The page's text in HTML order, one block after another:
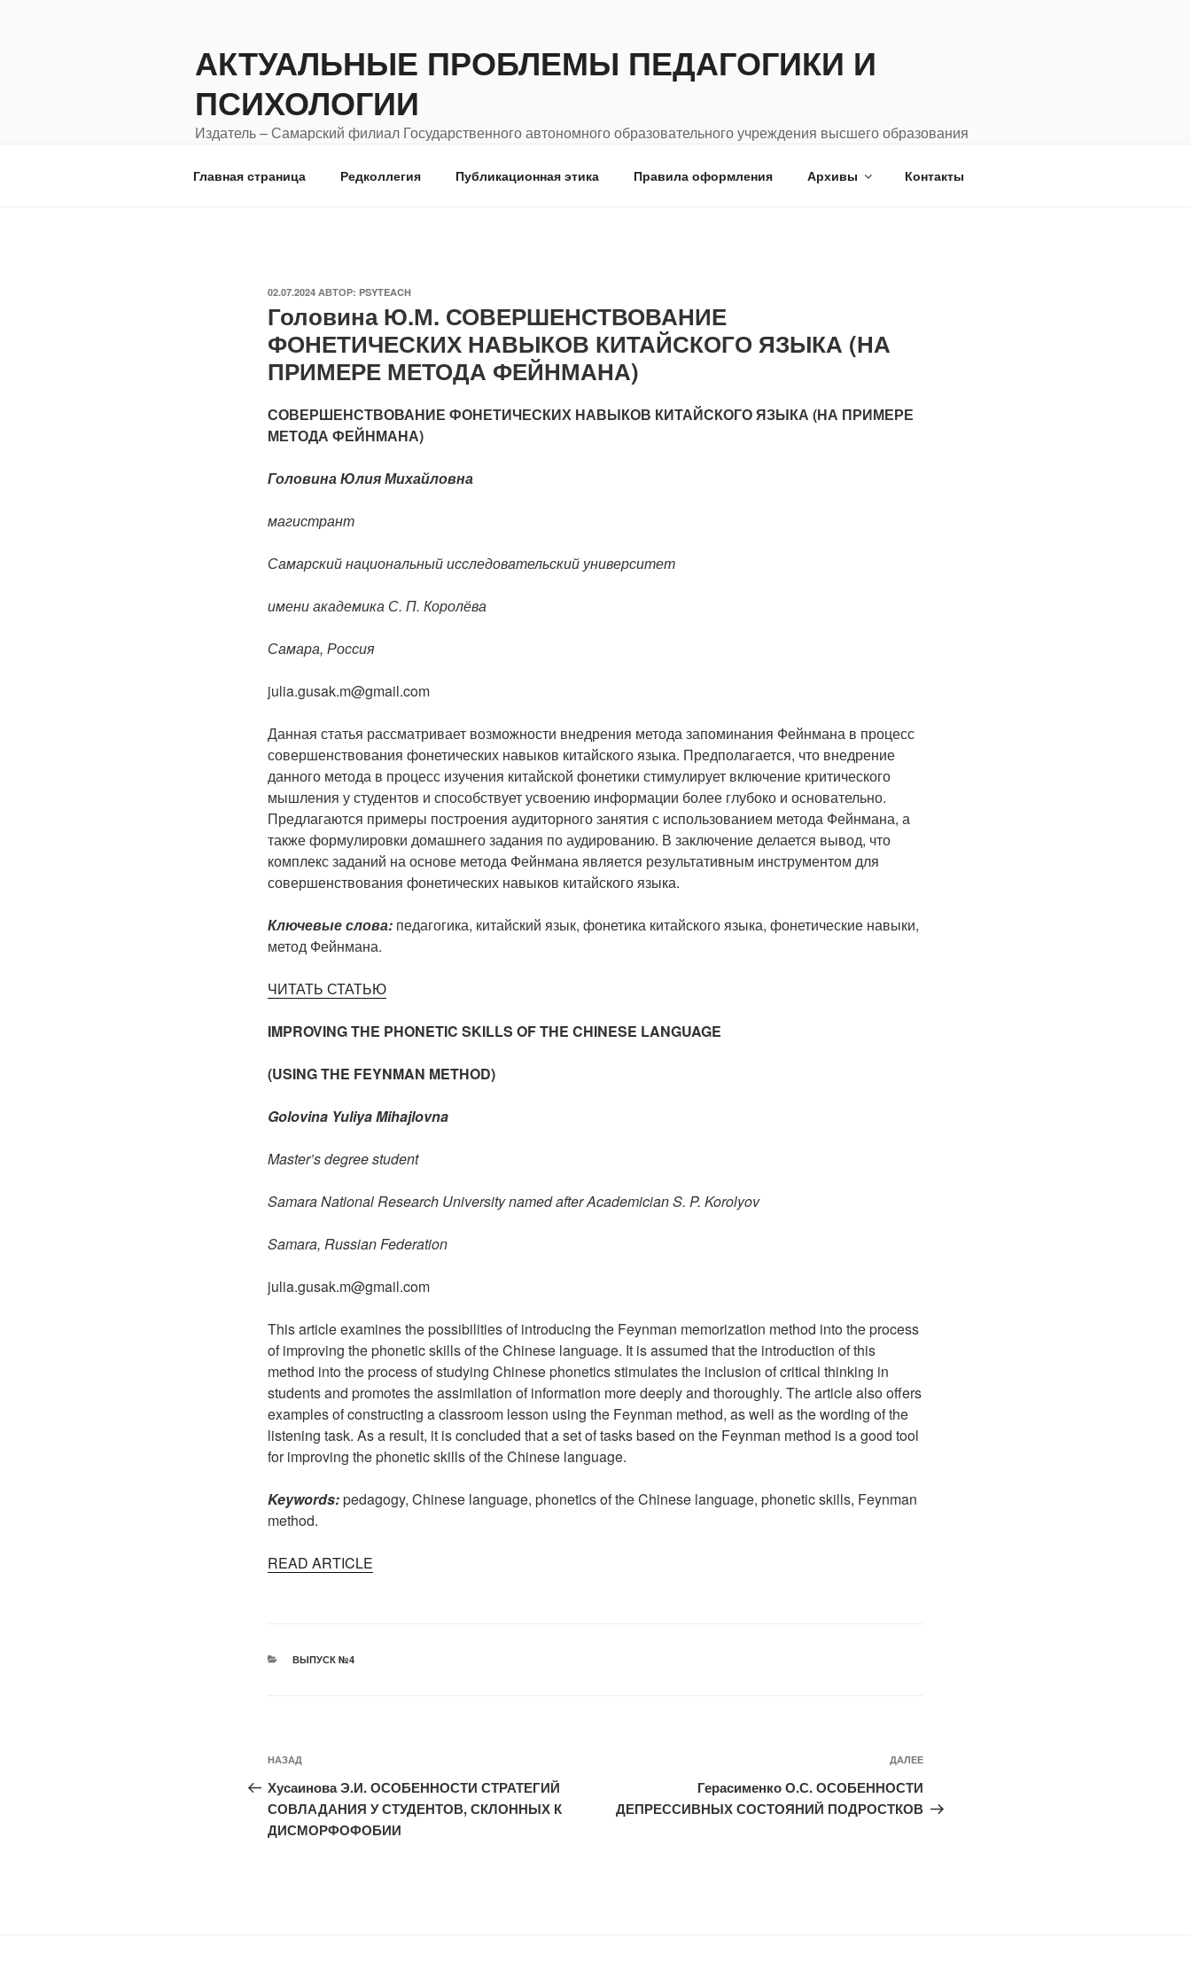
АКТУАЛЬНЫЕ ПРОБЛЕМЫ ПЕДАГОГИКИ И
ПСИХОЛОГИИ
Издатель – Самарский филиал Государственного автономного образовательного учреждения высшего образования
Главная страница Редколлегия Публикационная этика Правила оформления Архивы Контакты
ОПУБЛИКОВАНО
02.07.2024 АВТОР: PSYTEACH
Головина Ю.М. СОВЕРШЕНСТВОВАНИЕ
ФОНЕТИЧЕСКИХ НАВЫКОВ КИТАЙСКОГО ЯЗЫКА (НА
ПРИМЕРЕ МЕТОДА ФЕЙНМАНА)
СОВЕРШЕНСТВОВАНИЕ ФОНЕТИЧЕСКИХ НАВЫКОВ КИТАЙСКОГО ЯЗЫКА (НА ПРИМЕРЕ
МЕТОДА ФЕЙНМАНА)
Головина Юлия Михайловна
магистрант
Самарский национальный исследовательский университет
имени академика С. П. Королёва
Самара, Россия
julia.gusak.m@gmail.com
Данная статья рассматривает возможности внедрения метода запоминания Фейнмана в процесс
совершенствования фонетических навыков китайского языка. Предполагается, что внедрение
данного метода в процесс изучения китайской фонетики стимулирует включение критического
мышления у студентов и способствует усвоению информации более глубоко и основательно.
Предлагаются примеры построения аудиторного занятия с использованием метода Фейнмана, а
также формулировки домашнего задания по аудированию. В заключение делается вывод, что
комплекс заданий на основе метода Фейнмана является результативным инструментом для
совершенствования фонетических навыков китайского языка.
Ключевые слова: педагогика, китайский язык, фонетика китайского языка, фонетические навыки,
метод Фейнмана.
ЧИТАТЬ СТАТЬЮ
IMPROVING THE PHONETIC SKILLS OF THE CHINESE LANGUAGE
(USING THE FEYNMAN METHOD)
Golovina Yuliya Mihajlovna
Master’s degree student
Samara National Research University named after Academician S. P. Korolyov
Samara, Russian Federation
julia.gusak.m@gmail.com
This article examines the possibilities of introducing the Feynman memorization method into the process
of improving the phonetic skills of the Chinese language. It is assumed that the introduction of this
method into the process of studying Chinese phonetics stimulates the inclusion of critical thinking in
students and promotes the assimilation of information more deeply and thoroughly. The article also offers
examples of constructing a classroom lesson using the Feynman method, as well as the wording of the
listening task. As a result, it is concluded that a set of tasks based on the Feynman method is a good tool
for improving the phonetic skills of the Chinese language.
Keywords:pedagogy, Chinese language, phonetics of the Chinese language, phonetic skills, Feynman
method.
READ ARTICLE
РУБРИКИ
ВЫПУСК №4
Навигация
по
записям
Предыдущая
запись:
НАЗАД
Хусаинова Э.И. ОСОБЕННОСТИ СТРАТЕГИЙ
СОВЛАДАНИЯ У СТУДЕНТОВ, СКЛОННЫХ К
ДИСМОРФОФОБИИ
Следующая
ДАЛЕЕ
Герасименко О.С. ОСОБЕННОСТИ
ДЕПРЕССИВНЫХ СОСТОЯНИЙ ПОДРОСТКОВ